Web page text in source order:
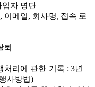
자 명단
메일, 회사명, 접속 로
퇴
리에 관한 기록 : 3년
사방법)